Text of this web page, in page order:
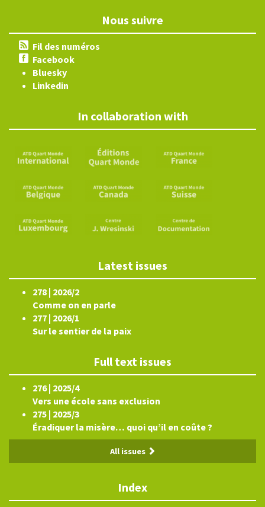
Nous suivre
Fil des numéros
Facebook
Bluesky
Linkedin
In collaboration with
Latest issues
278 | 2026/2
Comme on en parle
277 | 2026/1
Sur le sentier de la paix
Full text issues
276 | 2025/4
Vers une école sans exclusion
275 | 2025/3
Éradiquer la misère… quoi qu’il en coûte ?
All issues
Index